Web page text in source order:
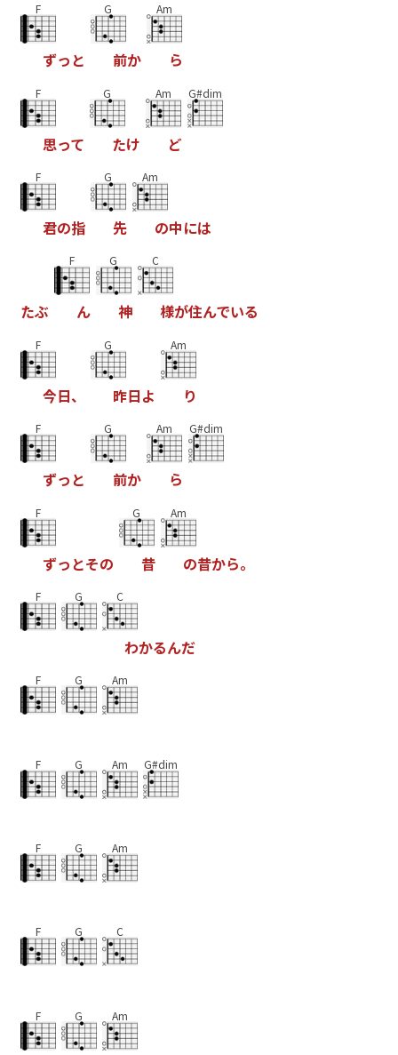
F
ずっ と
G
前か
Am
ら
F
思って
G
たけ
Am
ど
G#dim
F
君の指
G
先
Am
の中には
たぶ
F
ん
G
神
C
様が住んでいる
F
今日、
G
昨日よ
Am
り
F
ずっ と
G
前か
Am
ら
G#dim
F
ずっ とその
G
昔
Am
の昔から。
F G C
わかるんだ
F G Am
F G Am G#dim
F G Am
F G C
F G Am